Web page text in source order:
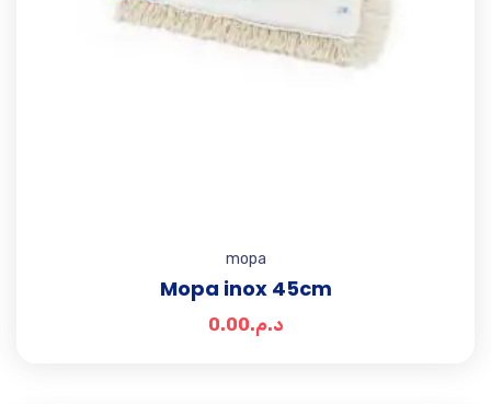
mopa
Mopa inox 45cm
د.م.0.00